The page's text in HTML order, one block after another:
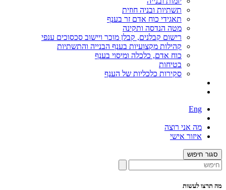
תשתיות ובניה חוזית
תאגידי כוח אדם זר בענף
מטה הנדסה ותקינה
רישום קבלנים, קבלן מוכר ויישוב סכסוכים ענפי
קהילות מקצועיות בענף הבנייה והתשתיות
כוח אדם, כלכלה ומיסוי בענף
בטיחות
סקירות כלכליות של הענף
Eng
מה אני רוצה
איזור אישי
סגור חיפוש
מה תרצו לעשות